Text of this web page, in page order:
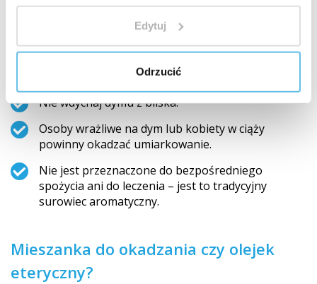
Edytuj
Odrzucić
Zawsze używaj niepalnego naczynia, trzymaj je
poza zasięgiem dzieci i zwierząt.
Nie pozostawiaj palącego się bez nadzoru.
Zadbaj o wentylację.
Nie wdychaj dymu z bliska.
Osoby wrażliwe na dym lub kobiety w ciąży
powinny okadzać umiarkowanie.
Nie jest przeznaczone do bezpośredniego
spożycia ani do leczenia – jest to tradycyjny
surowiec aromatyczny.
Mieszanka do okadzania czy olejek
eteryczny?